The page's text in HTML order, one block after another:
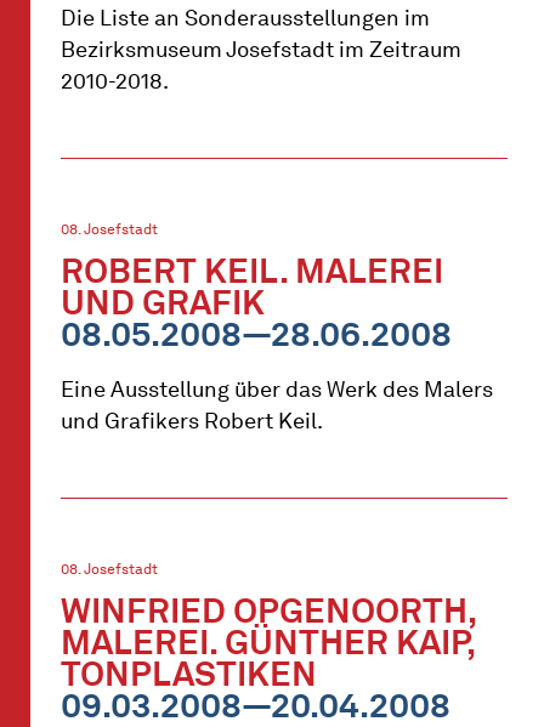
Die Liste an Sonderausstellungen im
Bezirksmuseum Josefstadt im Zeitraum
2010-2018.
08. Josefstadt
ROBERT KEIL. MALEREI
UND GRAFIK
08.05.2008—28.06.2008
Eine Ausstellung über das Werk des Malers
und Grafikers Robert Keil.
08. Josefstadt
WINFRIED OPGENOORTH,
MALEREI. GÜNTHER KAIP,
TONPLASTIKEN
09.03.2008—20.04.2008